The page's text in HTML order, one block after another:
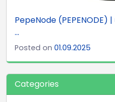
PepeNode
...
Posted on 01.09.2025
Categories